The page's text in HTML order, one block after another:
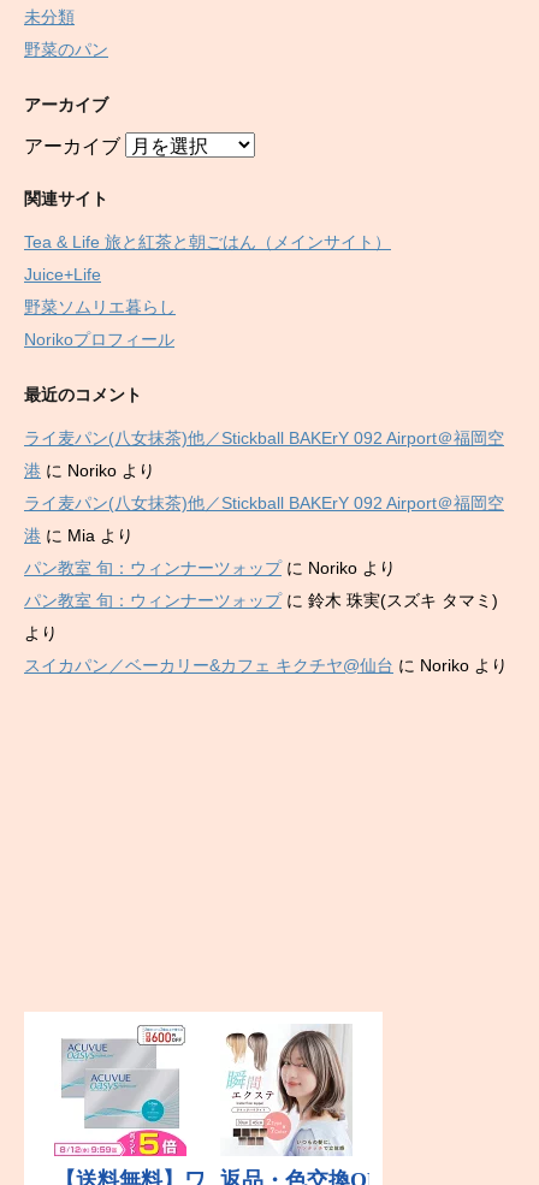
未分類
野菜のパン
アーカイブ
アーカイブ
関連サイト
Tea & Life 旅と紅茶と朝ごはん（メインサイト）
Juice+Life
野菜ソムリエ暮らし
Norikoプロフィール
最近のコメント
ライ麦パン(八女抹茶)他／Stickball BAKErY 092 Airport＠福岡空
港 に Noriko より
ライ麦パン(八女抹茶)他／Stickball BAKErY 092 Airport＠福岡空
港 に Mia より
パン教室 旬：ウィンナーツォップに Noriko より
パン教室 旬：ウィンナーツォップに 鈴木 珠実(スズキ タマミ)
より
スイカパン／ベーカリー&カフェ キクチヤ@仙台 に Noriko より